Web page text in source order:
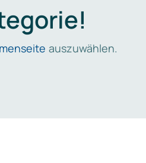
auszuwählen.